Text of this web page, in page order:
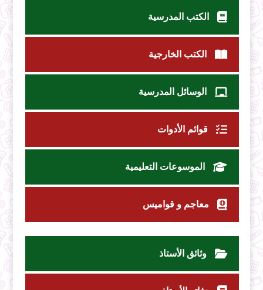
الكتب المدرسية
الكتب الخارجية
الوسائل المدرسية
قوائم الأدوات
الموسوعات التعليمية
معاجم و قواميس
وثائق الأستاذ